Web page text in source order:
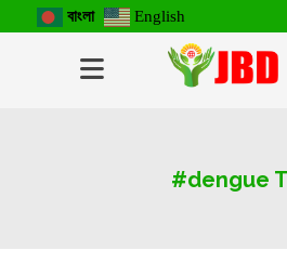
বাংলা English
#dengue